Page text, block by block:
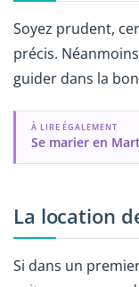
Soyez prudent,
précis.
guider dans la
À LIRE ÉGALEMENT
Se marier en
La location
Si dans un